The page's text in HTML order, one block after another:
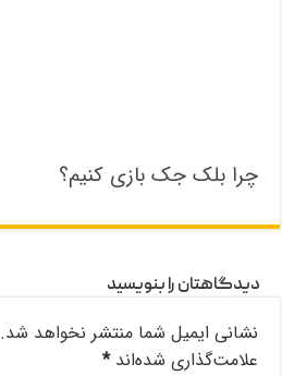
چرا بلک جک بازی کنیم؟
دیدگاهتان را بنویسید
نشانی ایمیل شما منتشر نخواهد شد.
علامت‌گذاری شده‌اند*